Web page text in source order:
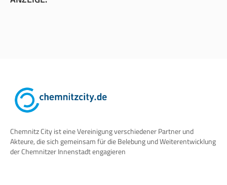
Chemnitz City ist eine Vereinigung verschiedener Partner und
Akteure, die sich gemeinsam für die Belebung und Weiterentwicklung
der Chemnitzer Innenstadt engagieren